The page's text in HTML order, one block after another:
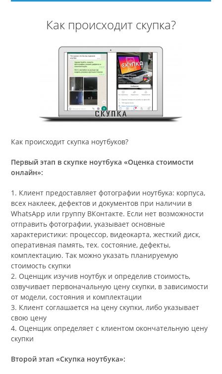
Как происходит скупка?
Как происходит скупка ноутбуков?
Первый этап в скупке ноутбука «Оценка стоимости
онлайн»:
1. Клиент предоставляет фотографии ноутбука: корпуса,
всех наклеек, дефектов и документов при наличии в
WhatsApp или группу ВКонтакте. Если нет возможности
отправить фотографии, указывает основные
характеристики: процессор, видеокарта, жесткий диск,
оперативная память, тех. состояние, дефекты,
комплектацию. Так можно указать планируемую
стоимость скупки
2. Оценщик изучив ноутбук и определив стоимость,
озвучивает первоначальную цену скупки, в зависимости
от модели, состояния и комплектации
3. Клиент соглашается на цену скупки, либо указывает
свою цену
4. Оценщик определяет с клиентом окончательную цену
скупки
Второй этап «Скупка ноутбука»: